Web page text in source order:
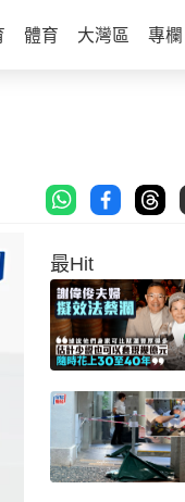
體育 大灣區 專欄
最Hit